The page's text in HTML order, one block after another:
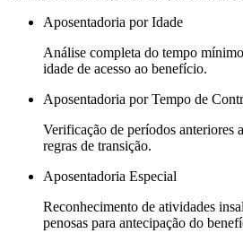
Aposentadoria por Idade
Análise completa do tempo
idade de acesso ao benefício.
Aposentadoria por Tempo de
Verificação de períodos anteriores
regras de transição.
Aposentadoria Especial
Reconhecimento de atividades
penosas para antecipação do